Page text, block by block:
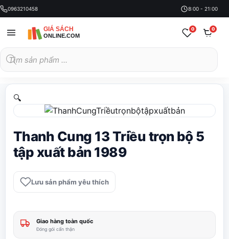
0963210458 8:00 - 21:00
kiếm
sản
0 0
🔍
Thanh Cung 13 Triều trọn bộ 5
tập xuất bản 1989
Lưu sản phẩm yêu thích
Giao hàng toàn quốc
Đóng gói cẩn thận